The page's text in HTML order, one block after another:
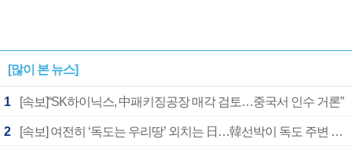
[많이 본 뉴스]
1 [속보]“SK하이닉스, 中패키징공장 매각 검토…중국서 인수 거론”
2 [속보] 여전히 ‘독도는 우리땅’ 외치는 日…韓선박이 독도 주변 해양조사 활동하자 반발